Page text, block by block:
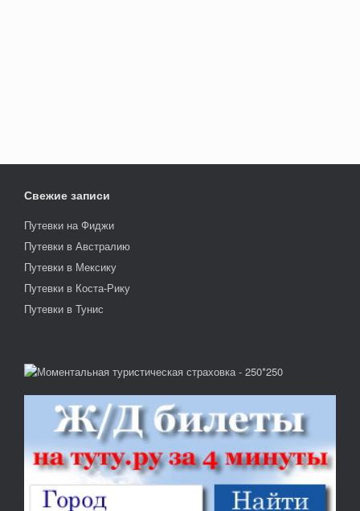
Свежие записи
Путевки на Фиджи
Путевки в Австралию
Путевки в Мексику
Путевки в Коста-Рику
Путевки в Тунис